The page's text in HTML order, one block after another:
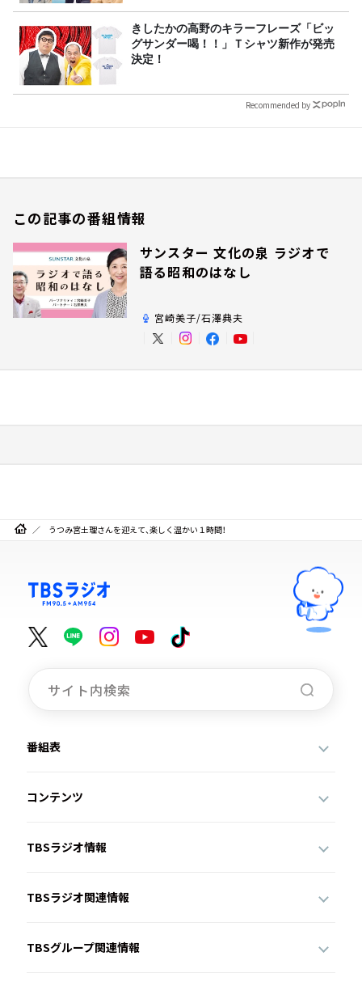
きしたかの高野のキラーフレーズ「ビッ
グサンダー喝！！」Ｔシャツ新作が発売
決定！
Recommended by
この記事の番組情報
サンスター 文化の泉 ラジオで
語る昭和のはなし
宮崎美子/石澤典夫
うつみ宮土理さんを迎えて、楽しく温かい１時間！
番組表
コンテンツ
TBSラジオ情報
TBSラジオ関連情報
TBSグループ関連情報